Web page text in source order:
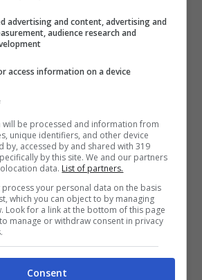
advertising and content, advertising and
audience research and
access information on a device
will be processed and information from
unique identifiers, and other device
by, accessed by and shared with 319
by this site. We and our partners
data. List of partners.
process your personal data on the basis
which you can object to by managing
Look for a link at the bottom of this page
manage or withdraw consent in privacy
Consent